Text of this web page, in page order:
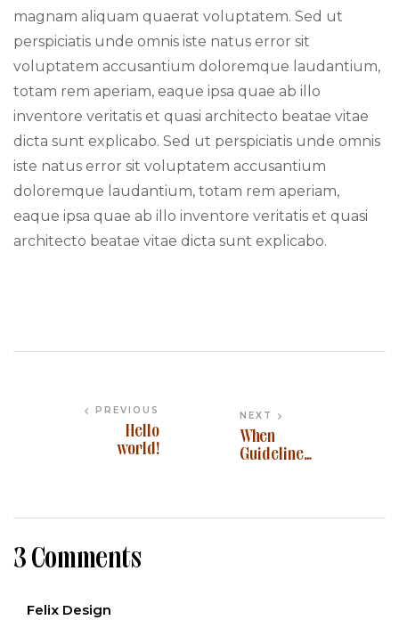
magnam aliquam quaerat voluptatem. Sed ut
perspiciatis unde omnis iste natus error sit
voluptatem accusantium doloremque laudantium,
totam rem aperiam, eaque ipsa quae ab illo
inventore veritatis et quasi architecto beatae vitae
dicta sunt explicabo. Sed ut perspiciatis unde omnis
iste natus error sit voluptatem accusantium
doloremque laudantium, totam rem aperiam,
eaque ipsa quae ab illo inventore veritatis et quasi
architecto beatae vitae dicta sunt explicabo.
PREVIOUS
Hello
world!
NEXT
When
Guidelines
3 Comments
Felix Design